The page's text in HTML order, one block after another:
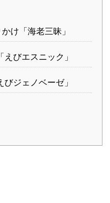
け「海老三昧」
びエスニック」
ジェノベーゼ」